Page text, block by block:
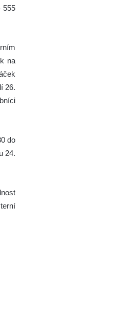
555
na
26.
do
24.